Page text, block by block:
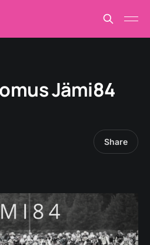
Jämi84
Share